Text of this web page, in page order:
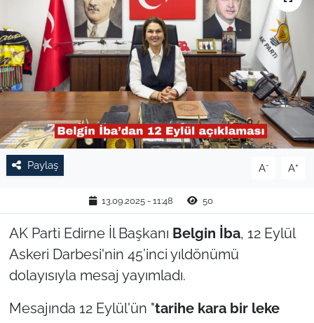
Paylaş A- A+
13.09.2025 - 11:48 50
AK Parti Edirne İl Başkanı Belgin İba, 12 Eylül
Askeri Darbesi'nin 45’inci yıldönümü
dolayısıyla mesaj yayımladı.
Mesajında 12 Eylül'ün "tarihe kara bir leke
EĞİTİM
TARIM VE HAYVANCILIK
KÜLTÜR SANAT
RESMİ İLAN
SPOR
YAŞAM
EDİRNE
TEKİRDAĞ
KIRKLARELİ